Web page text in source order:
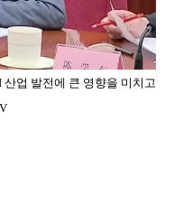
업 발전에 큰 영향을 미치고